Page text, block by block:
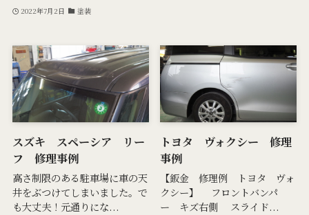
2022年7月2日 塗装
スズキ スペーシア リー
フ 修理事例
高さ制限のある駐車場に車の天
井をぶつけてしまいました。で
も大丈夫！元通りにな...
トヨタ ヴォクシー 修理
事例
【鈑金 修理例 トヨタ ヴォ
クシー】 フロントバンパ
ー キズ右側 スライド...